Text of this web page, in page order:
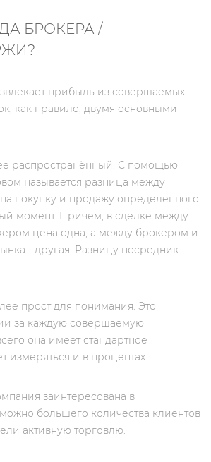
БРОКЕРА /
прибыль из совершаемых
как правило, двумя основными
распространённый. С помощью
называется разница между
покупку и продажу определённого
момент. Причём, в сделке между
цена одна, а между брокером и
- другая. Разницу посредник
прост для понимания. Это
за каждую совершаемую
она имеет стандартное
измеряться и в процентах.
заинтересована в
большего количества клиентов
активную торговлю.